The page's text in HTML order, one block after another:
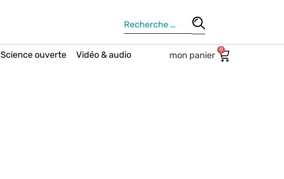
Science ouverte Vidéo & audio 0